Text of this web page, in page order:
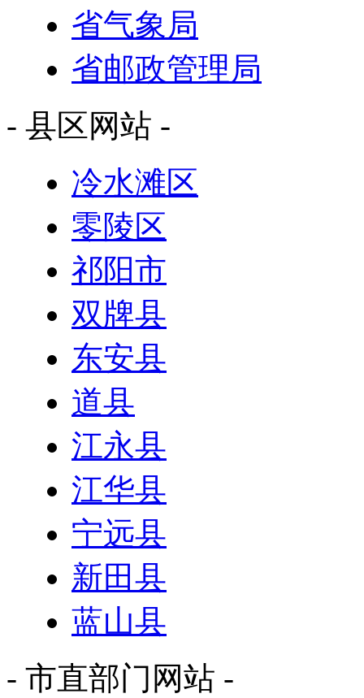
省气象局
省邮政管理局
- 县区网站 -
冷水滩区
零陵区
祁阳市
双牌县
东安县
道县
江永县
江华县
宁远县
新田县
蓝山县
- 市直部门网站 -